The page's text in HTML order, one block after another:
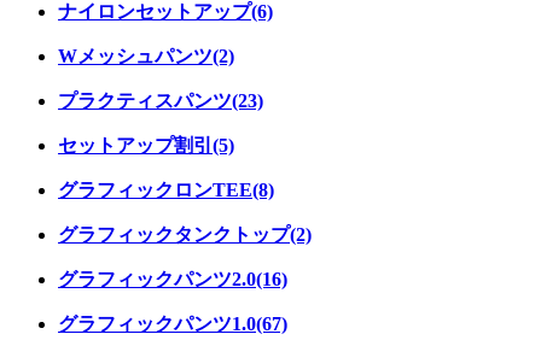
ナイロンセットアップ(6)
Wメッシュパンツ(2)
プラクティスパンツ(23)
セットアップ割引(5)
グラフィックロンTEE(8)
グラフィックタンクトップ(2)
グラフィックパンツ2.0(16)
グラフィックパンツ1.0(67)